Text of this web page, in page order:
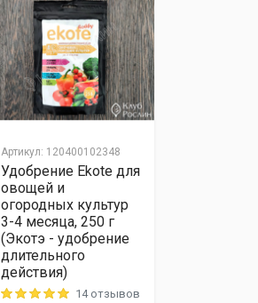
Артикул: 120400102348
Удобрение Ekote для
овощей и
огородных культур
3-4 месяца, 250 г
(Экотэ - удобрение
длительного
действия)
Rating: 5 out of 514 отзывов